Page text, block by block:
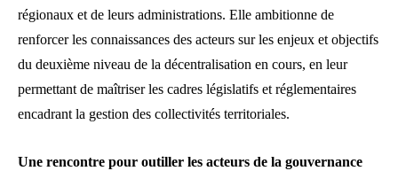
régionaux et de leurs administrations. Elle ambitionne de
renforcer les connaissances des acteurs sur les enjeux et objectifs
du deuxième niveau de la décentralisation en cours, en leur
permettant de maîtriser les cadres législatifs et réglementaires
encadrant la gestion des collectivités territoriales.
Une rencontre pour outiller les acteurs de la gouvernance